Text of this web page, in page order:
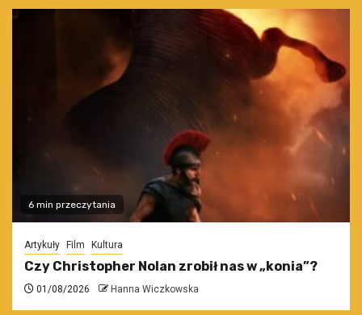
6 min przeczytania
Artykuły Film Kultura
Czy Christopher Nolan zrobił nas w „konia”?
01/08/2026 Hanna Wiczkowska